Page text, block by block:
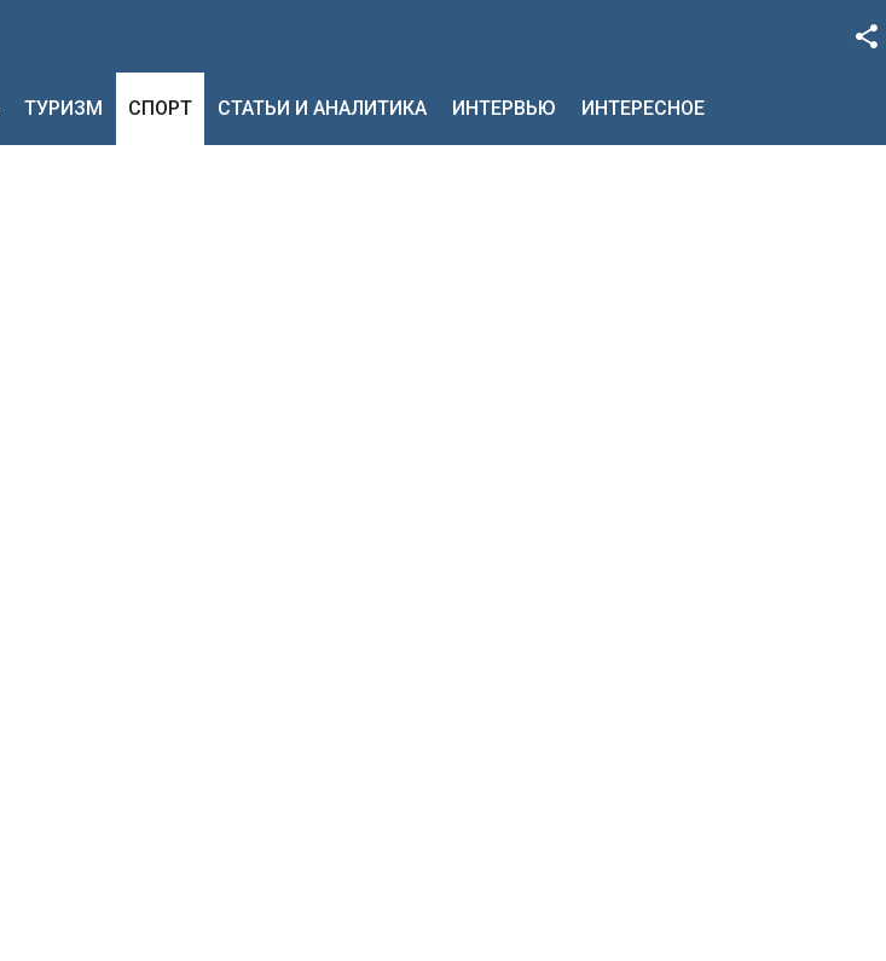
Google+
ТУРИЗМ СПОРТ СТАТЬИ И АНАЛИТИКА ИНТЕРВЬЮ ИНТЕРЕСНОЕ